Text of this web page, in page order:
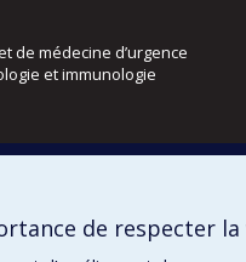
de médecine d’urgence
et immunologie
de respecter